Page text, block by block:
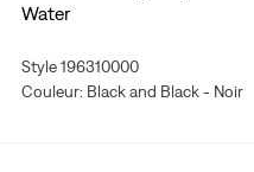
Water
Style 196310000
Couleur: Black and Black - Noir